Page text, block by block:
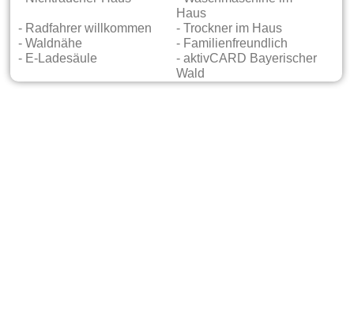
Haus
- Radfahrer willkommen
- Trockner im Haus
- Waldnähe
- Familienfreundlich
- E-Ladesäule
- aktivCARD Bayerischer
Wald